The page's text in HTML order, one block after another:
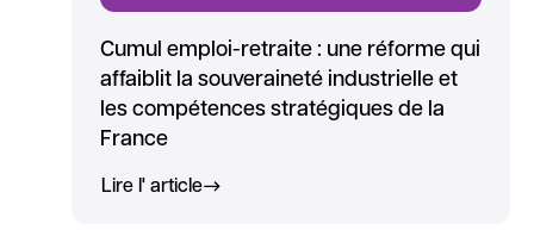
Cumul emploi-retraite : une réforme qui
affaiblit la souveraineté industrielle et
les compétences stratégiques de la
France
Lire l' article